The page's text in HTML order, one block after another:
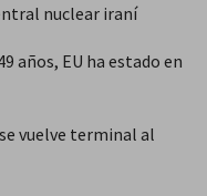
nuclear iraní
años, EU ha estado en
vuelve terminal al